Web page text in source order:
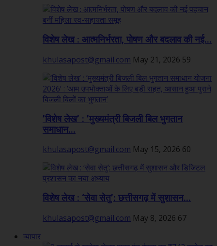
विशेष लेख : आत्मनिर्भरता, पोषण और बदलाव की नई...
khulasapost@gmail.com May 21, 2026 59
’विशेष लेख’ : ’मुख्यमंत्री बिजली बिल भुगतान
समाधान...
khulasapost@gmail.com May 15, 2026 60
विशेष लेख : ‘सेवा सेतु’: छत्तीसगढ़ में सुशासन...
khulasapost@gmail.com May 8, 2026 67
व्यापार